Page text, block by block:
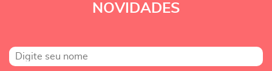
NOVIDADES